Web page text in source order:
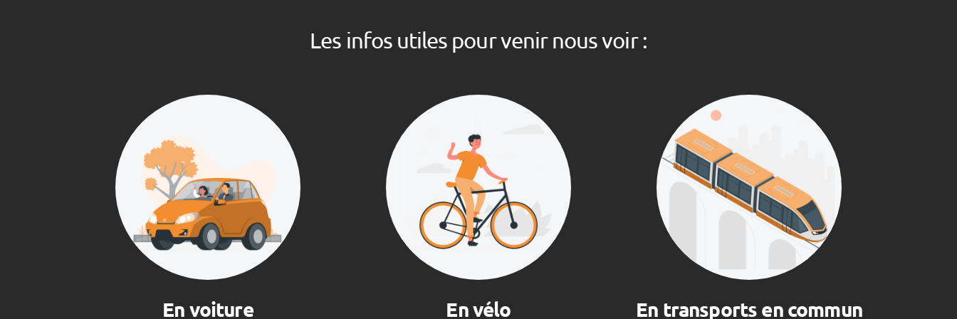
Les infos utiles pour venir nous voir :
En voiture En vélo En transports en commun